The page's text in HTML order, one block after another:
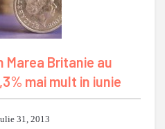
Marea Britanie au
mai mult in iunie
31, 2013